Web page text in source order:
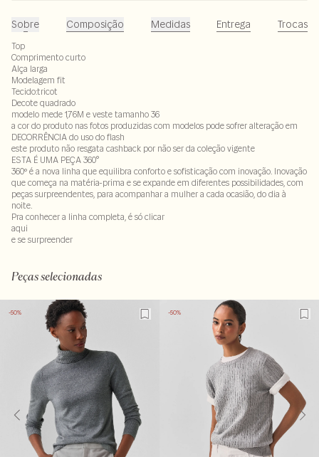
Sobre Composição Medidas Entrega Trocas
Top
Comprimento curto
Alça larga
Modelagem fit
Tecido:tricot
Decote quadrado
modelo mede 1,76M e veste tamanho 36
a cor do produto nas fotos produzidas com modelos pode sofrer alteração em
DECORRÊNCIA do uso do flash
este produto não resgata cashback por não ser da coleção vigente
ESTA É UMA PEÇA 360°
360º é a nova linha que equilibra conforto e sofisticação com inovação. Inovação
que começa na matéria-prima e se expande em diferentes possibilidades, com
peças surpreendentes, para acompanhar a mulher a cada ocasião, do dia à
noite.
Pra conhecer a linha completa, é só clicar
aqui
e se surpreender
Peças selecionadas
-50% -50%